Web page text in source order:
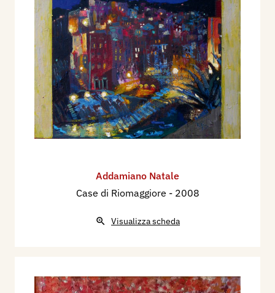
Addamiano Natale
Case di Riomaggiore - 2008
Visualizza scheda